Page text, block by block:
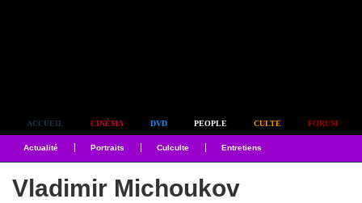
ACCUEIL CINÉMA DVD PEOPLE CULTE FORUM
Actualité Portraits Culculte Entretiens
Vladimir Michoukov